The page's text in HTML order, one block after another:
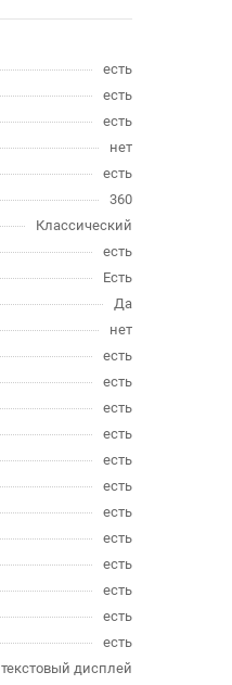
есть
есть
есть
нет
есть
360
Классический
есть
Есть
Да
нет
есть
есть
есть
есть
есть
есть
есть
есть
есть
есть
есть
есть
текстовый дисплей